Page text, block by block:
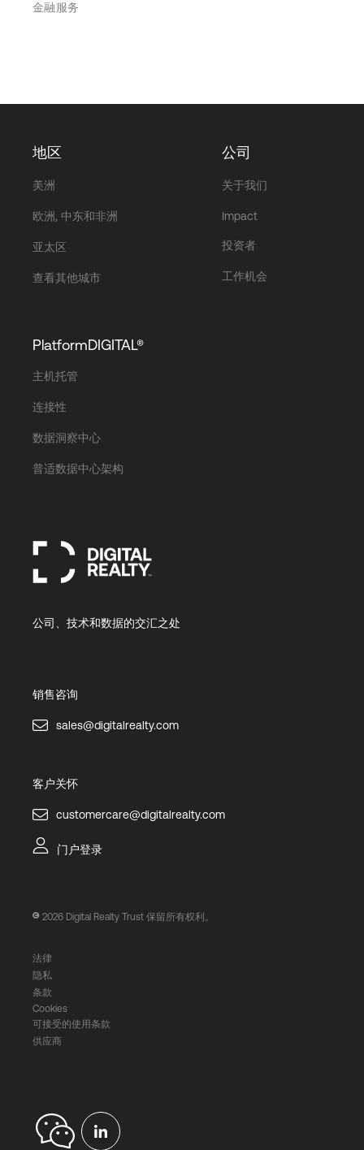
金融服务
地区
美洲
欧洲, 中东和非洲
亚太区
查看其他城市
公司
关于我们
Impact
投资者
工作机会
PlatformDIGITAL®
主机托管
连接性
数据洞察中心
普适数据中心架构
公司、技术和数据的交汇之处
销售咨询
sales@digitalrealty.com
客户关怀
customercare@digitalrealty.com
门户登录
2026 Digital Realty Trust 保留所有权利。
法律
隐私
条款
Cookies
可接受的使用条款
供应商